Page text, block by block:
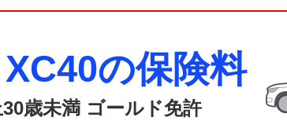
の保険料
歳未満 ゴールド免許